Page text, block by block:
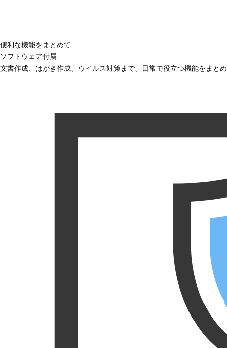
便利な機能をまとめて
ソフトウェア付属
文書作成、はがき作成、ウイルス対策まで、日常で役立つ機能をまと